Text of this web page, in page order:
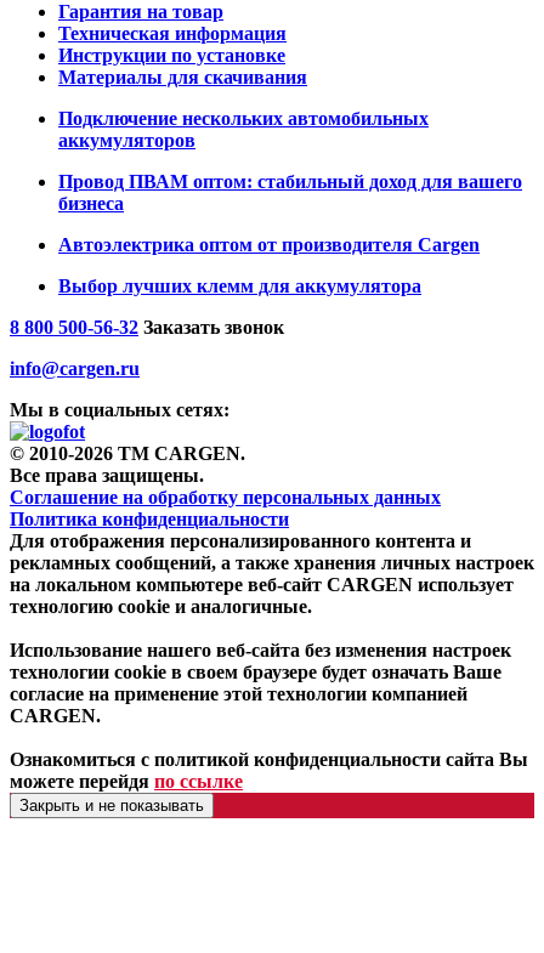
Гарантия на товар
Техническая информация
Инструкции по установке
Материалы для скачивания
Подключение нескольких автомобильных
аккумуляторов
Провод ПВАМ оптом: стабильный доход для вашего
бизнеса
Автоэлектрика оптом от производителя Cargen
Выбор лучших клемм для аккумулятора
8 800 500-56-32 Заказать звонок
info@cargen.ru
Мы в социальных сетях:
© 2010-2026 TM CARGEN.
Все права защищены.
Соглашение на обработку персональных данных
Политика конфиденциальности
Для отображения персонализированного контента и
рекламных сообщений, а также хранения личных настроек
на локальном компьютере веб-сайт CARGEN использует
технологию cookie и аналогичные.
Использование нашего веб-сайта без изменения настроек
технологии cookie в своем браузере будет означать Ваше
согласие на применение этой технологии компанией
CARGEN.
Ознакомиться с политикой конфиденциальности сайта Вы
можете перейдя по ссылке
Закрыть и не показывать